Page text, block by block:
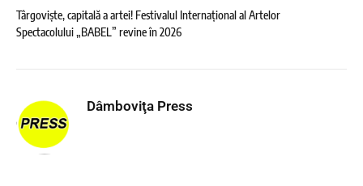
Târgoviște, capitală a artei! Festivalul Internațional al Artelor
Spectacolului „BABEL” revine în 2026
Dâmboviţa Press